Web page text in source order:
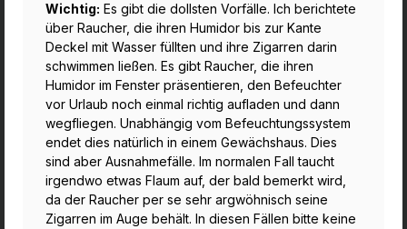
Wichtig: Es gibt die dollsten Vorfälle. Ich berichtete
über Raucher, die ihren Humidor bis zur Kante
Deckel mit Wasser füllten und ihre Zigarren darin
schwimmen ließen. Es gibt Raucher, die ihren
Humidor im Fenster präsentieren, den Befeuchter
vor Urlaub noch einmal richtig aufladen und dann
wegfliegen. Unabhängig vom Befeuchtungssystem
endet dies natürlich in einem Gewächshaus. Dies
sind aber Ausnahmefälle. Im normalen Fall taucht
irgendwo etwas Flaum auf, der bald bemerkt wird,
da der Raucher per se sehr argwöhnisch seine
Zigarren im Auge behält. In diesen Fällen bitte keine